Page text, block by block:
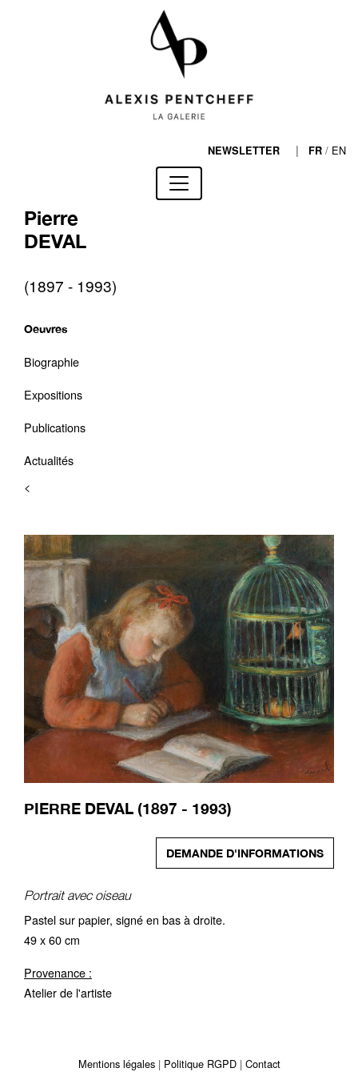
NEWSLETTER | FR / EN
Pierre
DEVAL
(1897 - 1993)
Oeuvres
Biographie
Expositions
Publications
Actualités
<
PIERRE DEVAL (1897 - 1993)
DEMANDE D'INFORMATIONS
Portrait avec oiseau
Pastel sur papier, signé en bas à droite.
49 x 60 cm
Provenance :
Atelier de l'artiste
Mentions légales Politique RGPD Contact